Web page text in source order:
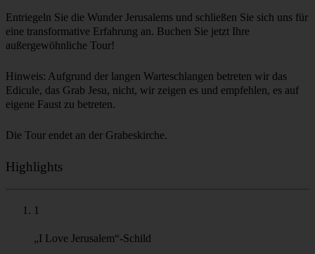
Besteigen Sie den Berg Zion und besuchen Sie den heiligen
Abendmahlssaal, in dem das letzte Abendmahl stattfand. Erleben Sie
Einblick in die Tiefe der religiösen Hingabe geben. Bestaunen Sie
die architektonische Pracht der armenisch-orthodoxen Kathedrale
des Heiligen Jakobus und tauchen Sie ein in die faszinierende
Wählen Sie Walkative, den Inbegriff von Exzellenz und Inklusivität
eine unvergessliche und aufschlussreiche Reise durch das heilige